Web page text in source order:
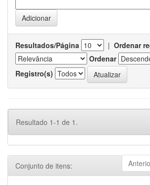
Resultados/Página | Ordenar
Ordenar
Registro(s)
Resultado 1-1 de 1.
Conjunto de itens: